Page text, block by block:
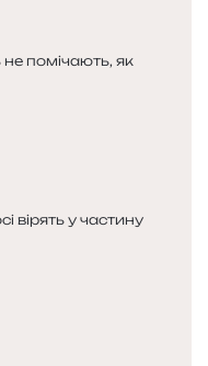
помічають, як
вірять у частину